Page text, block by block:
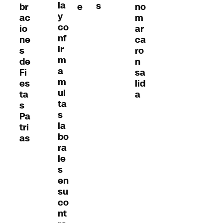
br
ac
io
ne
s
de
Fi
es
ta
s
Pa
tri
as
la
y
co
nf
ir
m
a
m
ul
ta
s
la
bo
ra
le
s
en
su
co
nt
e
s
no
m
ar
ca
ro
n
sa
lid
a